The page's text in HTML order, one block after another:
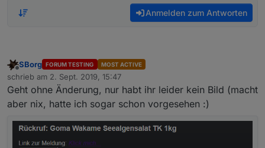
Anmelden zum Antworten
Offline
SBorg FORUM TESTING MOST ACTIVE
schrieb am 2. Sept. 2019, 15:47
zuletzt editiert von
Geht ohne Änderung, nur habt ihr leider kein Bild (macht
aber nix, hatte ich sogar schon vorgesehen :)